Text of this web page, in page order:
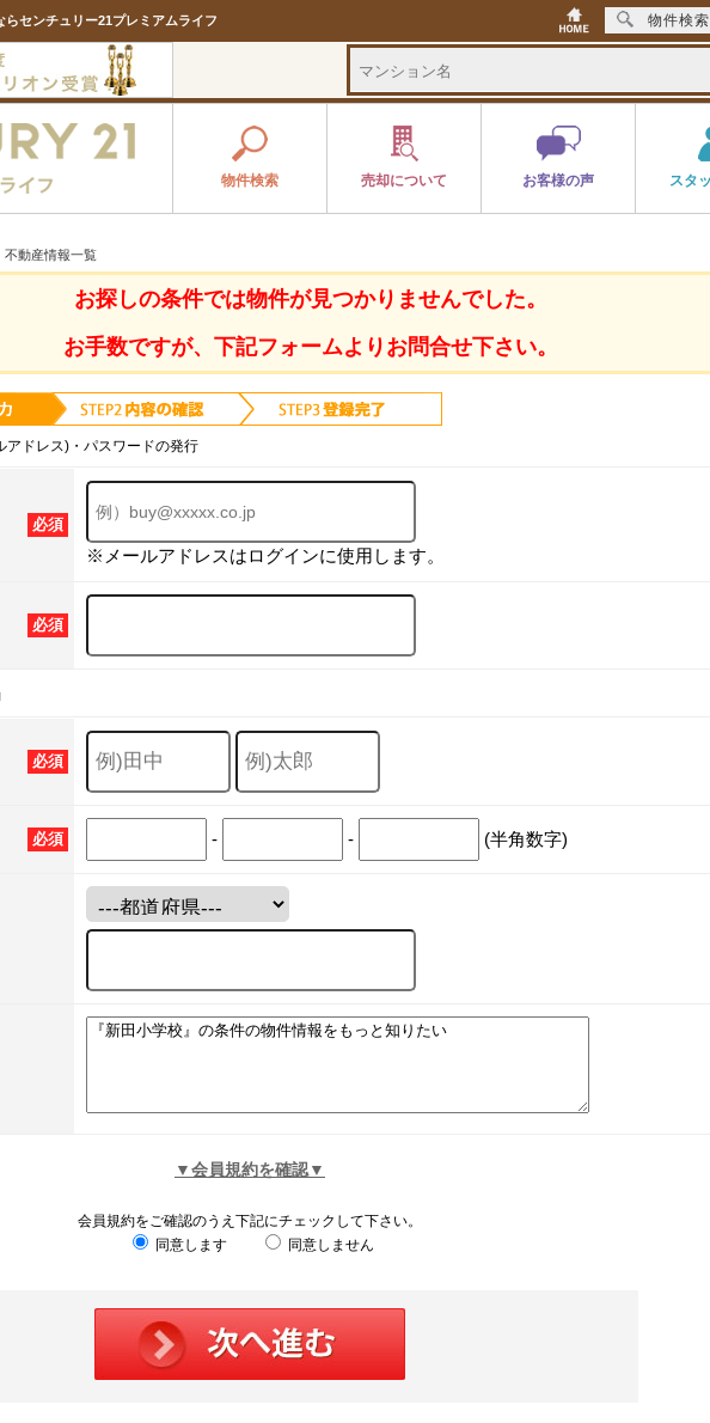
センチュリー21プレミアムライフ
物件検索 売却について お客様の声 スタ
不動産情報一覧
お探しの条件では物件が見つかりませんでした。
お手数ですが、下記フォームよりお問合せ下さい。
アドレス)・パスワードの発行
必須
※メールアドレスはログインに使用します。
必須
必須
必須 - - (半角数字)
▼会員規約を確認▼
会員規約をご確認のうえ下記にチェックして下さい。
同意します
同意しません
物件検索